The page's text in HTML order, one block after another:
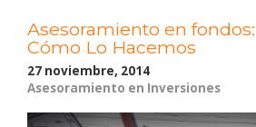
Asesoramiento en
Cómo Lo Hacemos
27 noviembre, 2014
Asesoramiento en Inversiones